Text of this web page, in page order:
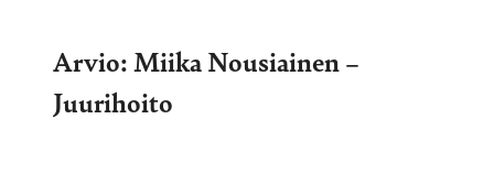
Arvio: Miika Nousiainen –
Juurihoito